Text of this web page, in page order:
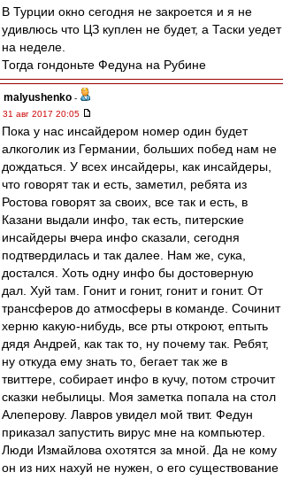
В Турции окно сегодня не закроется и я не
удивлюсь что ЦЗ куплен не будет, а Таски уедет
на неделе.
Тогда гондоньте Федуна на Рубине
malyushenko -
31 авг 2017 20:05
Пока у нас инсайдером номер один будет
алкоголик из Германии, больших побед нам не
дождаться. У всех инсайдеры, как инсайдеры,
что говорят так и есть, заметил, ребята из
Ростова говорят за своих, все так и есть, в
Казани выдали инфо, так есть, питерские
инсайдеры вчера инфо сказали, сегодня
подтвердилась и так далее. Нам же, сука,
достался. Хоть одну инфо бы достоверную
дал. Хуй там. Гонит и гонит, гонит и гонит. От
трансферов до атмосферы в команде. Сочинит
херню какую-нибудь, все рты откроют, ептыть
дядя Андрей, как так то, ну почему так. Ребят,
ну откуда ему знать то, бегает так же в
твиттере, собирает инфо в кучу, потом строчит
сказки небылицы. Моя заметка попала на стол
Алеперову. Лавров увидел мой твит. Федун
приказал запустить вирус мне на компьютер.
Люди Измайлова охотятся за мной. Да не кому
он из них нахуй не нужен, о его существование